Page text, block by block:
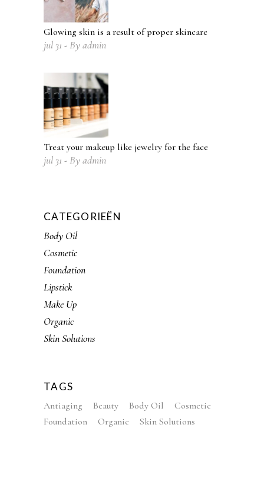
Glowing skin is a result of proper skincare
jul 31 Byadmin
Treat your makeup like jewelry for the face
jul 31 Byadmin
CATEGORIEËN
Body Oil
Cosmetic
Foundation
Lipstick
Make Up
Organic
Skin Solutions
TAGS
Antiaging Beauty Body Oil
Cosmetic
Foundation
Organic Skin Solutions